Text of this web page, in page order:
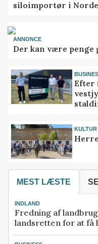
siloimportør i
ANNONCE
Der kan være
Efter
KULTUR
MEST LÆSTE
INDLAND
Fredning af
landsretten for at få